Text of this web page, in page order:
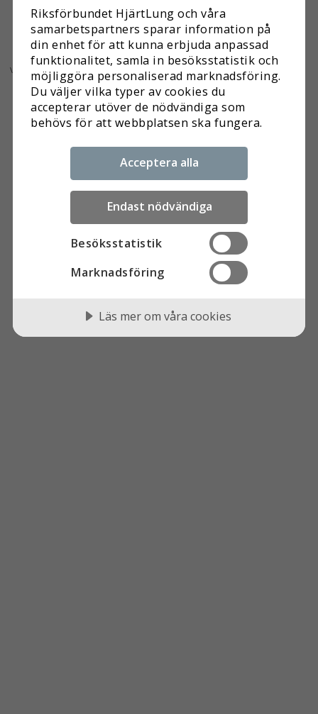
\* Redigera dessa rader under Innehåll > Artikelsida
Riksförbundet HjärtLung och våra
samarbets­partners sparar information på
din enhet för att kunna erbjuda anpassad
funktionalitet, samla in besöks­statistik och
möjliggöra personaliserad marknads­föring.
Du väljer vilka typer av cookies du
accepterar utöver de nödvändiga som
behövs för att webbplatsen ska fungera.
Acceptera alla
Endast nödvändiga
Besöksstatistik
Marknadsföring
Läs mer om våra cookies